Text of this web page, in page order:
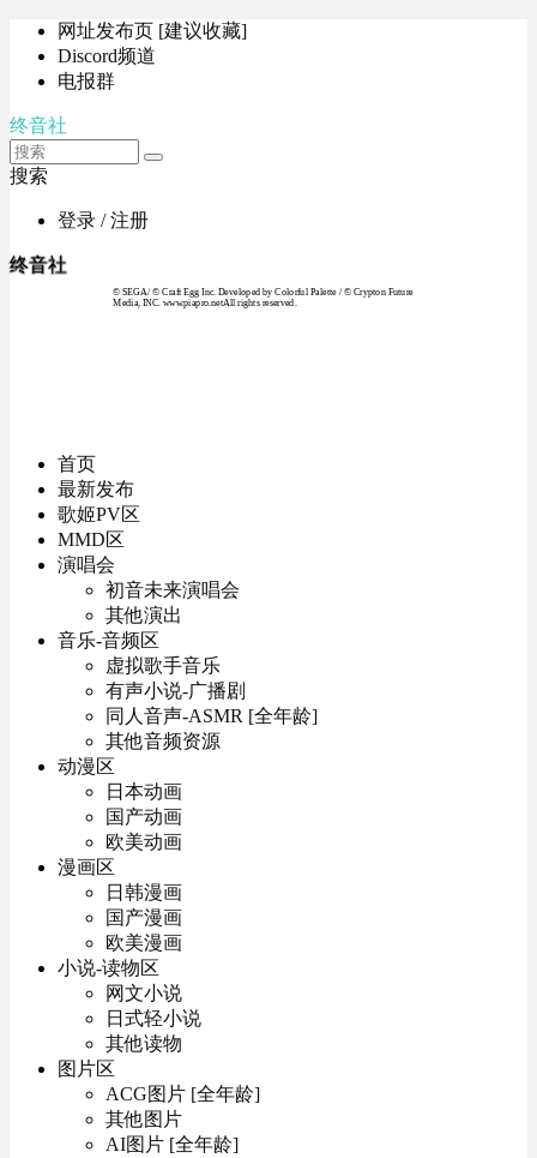
网址发布页 [建议收藏]
Discord频道
电报群
终音社
搜索
登录 / 注册
终音社
© SEGA / © Craft Egg Inc. Developed by Colorful Palette / © Crypton Future
Media, INC. www.piapro.netAll rights reserved.
首页
最新发布
歌姬PV区
MMD区
演唱会
初音未来演唱会
其他演出
音乐-音频区
虚拟歌手音乐
有声小说-广播剧
同人音声-ASMR [全年龄]
其他音频资源
动漫区
日本动画
国产动画
欧美动画
漫画区
日韩漫画
国产漫画
欧美漫画
小说-读物区
网文小说
日式轻小说
其他读物
图片区
ACG图片 [全年龄]
其他图片
AI图片 [全年龄]